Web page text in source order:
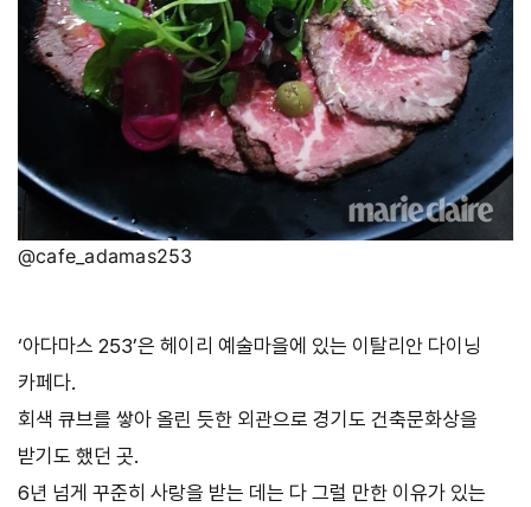
@cafe_adamas253
‘아다마스 253’은 헤이리 예술마을에 있는 이탈리안 다이닝
카페다.
회색 큐브를 쌓아 올린 듯한 외관으로 경기도 건축문화상을
받기도 했던 곳.
6년 넘게 꾸준히 사랑을 받는 데는 다 그럴 만한 이유가 있는